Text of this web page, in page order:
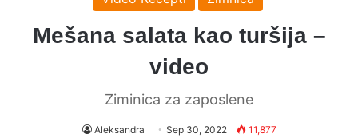
Mešana salata kao turšija –
video
Ziminica za zaposlene
Aleksandra Sep 30, 2022 11,877